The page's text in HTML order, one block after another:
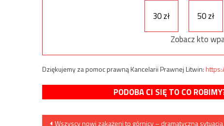
30 zł
50 zł
Zobacz kto
Dziękujemy za pomoc prawną Kancelarii Prawnej Litwin:
PODOBA CI SIĘ TO CO
Wszyscy nowi zakażeni to górnicy – dramatyczna